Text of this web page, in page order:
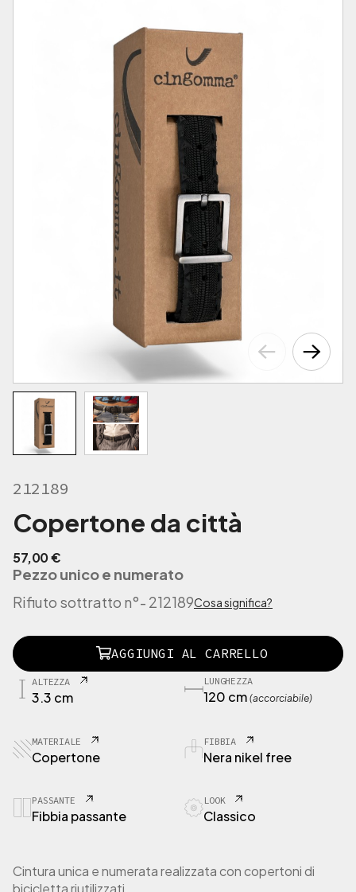
212189
Copertone da città
57,00€
Pezzo unico e numerato
Rifiuto sottratto n°- 212189Cosa significa?
2
1
C
o
r
t
e
d
AGGIUNGI AL CARRELLO
ALTEZZA
3.3 cm
LUNGHEZZA
120 cm (accorciabile)
MATERIALE
Copertone
FIBBIA
Nera nikel free
PASSANTE
Fibbia passante
LOOK
Classico
Cintura unica e numerata realizzata con copertoni di
bicicletta riutilizzati.